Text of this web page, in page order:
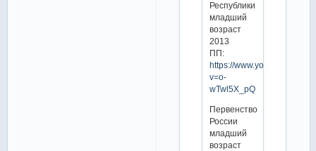
Республики
младший
возраст
2013
ПП:
https://www.youtube.com/
v=o-
wTwl5X_pQ
Первенство
России
младший
возраст